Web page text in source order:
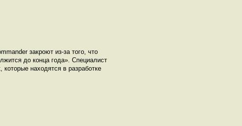
закроют из-за того, что
до конца года». Специалист
находятся в разработке